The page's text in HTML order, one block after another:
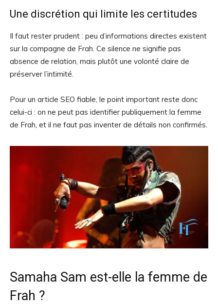
Une discrétion qui limite les certitudes
Il faut rester prudent : peu d’informations directes existent
sur la compagne de Frah. Ce silence ne signifie pas
absence de relation, mais plutôt une volonté claire de
préserver l’intimité.
Pour un article SEO fiable, le point important reste donc
celui-ci : on ne peut pas identifier publiquement la femme
de Frah, et il ne faut pas inventer de détails non confirmés.
Samaha Sam est-elle la femme de
Frah ?